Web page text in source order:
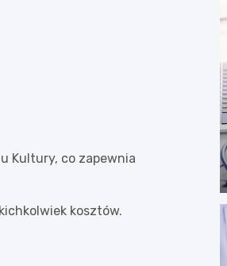
Kultury, co zapewnia
kosztów.